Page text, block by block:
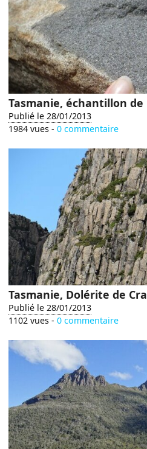
Tasmanie, échantillon
Publié le 28/01/2013
1984 vues -0 commentaire
Tasmanie, Dolérite de
Publié le 28/01/2013
1102 vues -0 commentaire